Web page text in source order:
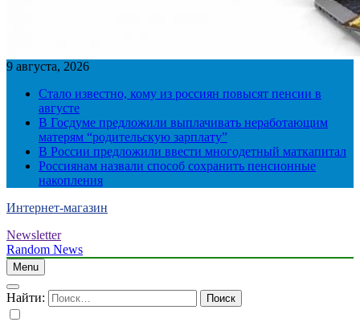
9 августа, 2026
Стало известно, кому из россиян повысят пенсии в
августе
В Госдуме предложили выплачивать неработающим
матерям “родительскую зарплату”
В России предложили ввести многодетный маткапитал
Россиянам назвали способ сохранить пенсионные
накопления
Интернет-магазин
Newsletter
Random News
Menu
Найти: